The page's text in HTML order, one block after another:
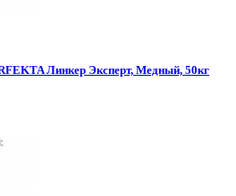
Линкер Эксперт, Медный, 50кг